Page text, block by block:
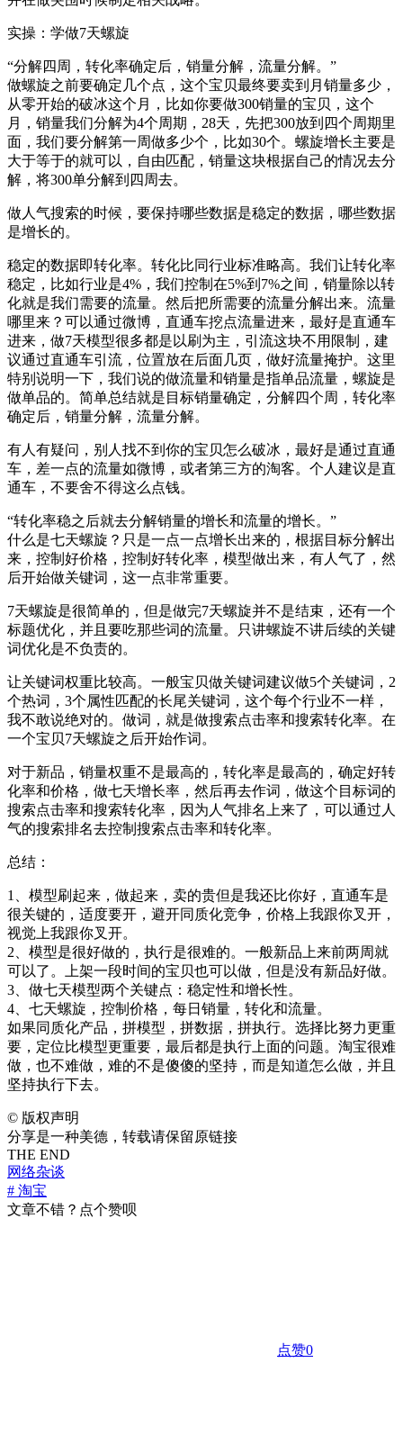
实操：学做7天螺旋
“分解四周，转化率确定后，销量分解，流量分解。”
做螺旋之前要确定几个点，这个宝贝最终要卖到月销量多少，
从零开始的破冰这个月，比如你要做300销量的宝贝，这个
月，销量我们分解为4个周期，28天，先把300放到四个周期里
面，我们要分解第一周做多少个，比如30个。螺旋增长主要是
大于等于的就可以，自由匹配，销量这块根据自己的情况去分
解，将300单分解到四周去。
做人气搜索的时候，要保持哪些数据是稳定的数据，哪些数据
是增长的。
稳定的数据即转化率。转化比同行业标准略高。我们让转化率
稳定，比如行业是4%，我们控制在5%到7%之间，销量除以转
化就是我们需要的流量。然后把所需要的流量分解出来。流量
哪里来？可以通过微博，直通车挖点流量进来，最好是直通车
进来，做7天模型很多都是以刷为主，引流这块不用限制，建
议通过直通车引流，位置放在后面几页，做好流量掩护。这里
特别说明一下，我们说的做流量和销量是指单品流量，螺旋是
做单品的。简单总结就是目标销量确定，分解四个周，转化率
确定后，销量分解，流量分解。
有人有疑问，别人找不到你的宝贝怎么破冰，最好是通过直通
车，差一点的流量如微博，或者第三方的淘客。个人建议是直
通车，不要舍不得这么点钱。
“转化率稳之后就去分解销量的增长和流量的增长。”
什么是七天螺旋？只是一点一点增长出来的，根据目标分解出
来，控制好价格，控制好转化率，模型做出来，有人气了，然
后开始做关键词，这一点非常重要。
7天螺旋是很简单的，但是做完7天螺旋并不是结束，还有一个
标题优化，并且要吃那些词的流量。只讲螺旋不讲后续的关键
词优化是不负责的。
让关键词权重比较高。一般宝贝做关键词建议做5个关键词，2
个热词，3个属性匹配的长尾关键词，这个每个行业不一样，
我不敢说绝对的。做词，就是做搜索点击率和搜索转化率。在
一个宝贝7天螺旋之后开始作词。
对于新品，销量权重不是最高的，转化率是最高的，确定好转
化率和价格，做七天增长率，然后再去作词，做这个目标词的
搜索点击率和搜索转化率，因为人气排名上来了，可以通过人
气的搜索排名去控制搜索点击率和转化率。
总结：
1、模型刷起来，做起来，卖的贵但是我还比你好，直通车是
很关键的，适度要开，避开同质化竞争，价格上我跟你叉开，
视觉上我跟你叉开。
2、模型是很好做的，执行是很难的。一般新品上来前两周就
可以了。上架一段时间的宝贝也可以做，但是没有新品好做。
3、做七天模型两个关键点：稳定性和增长性。
4、七天螺旋，控制价格，每日销量，转化和流量。
如果同质化产品，拼模型，拼数据，拼执行。选择比努力更重
要，定位比模型更重要，最后都是执行上面的问题。淘宝很难
做，也不难做，难的不是傻傻的坚持，而是知道怎么做，并且
坚持执行下去。
© 版权声明
分享是一种美德，转载请保留原链接
THE END
网络杂谈
# 淘宝
文章不错？点个赞呗
点赞0